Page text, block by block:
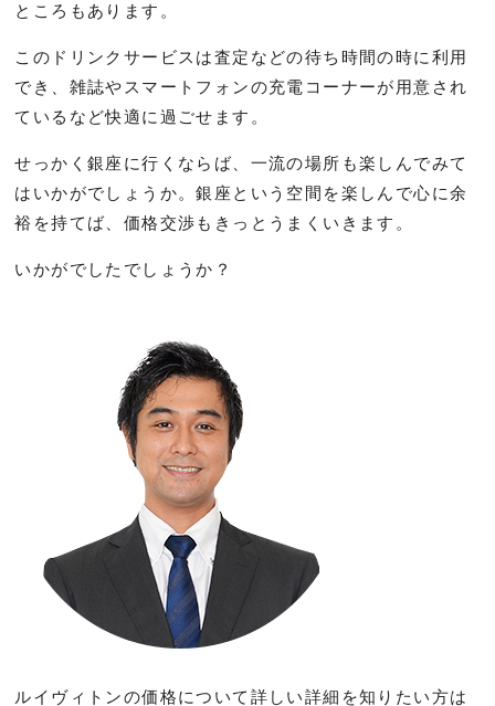
ところもあります。
このドリンクサービスは査定などの待ち時間の時に利用
でき、雑誌やスマートフォンの充電コーナーが用意され
ているなど快適に過ごせます。
せっかく銀座に行くならば、一流の場所も楽しんでみて
はいかがでしょうか。銀座という空間を楽しんで心に余
裕を持てば、価格交渉もきっとうまくいきます。
いかがでしたでしょうか？
ルイヴィトンの価格について詳しい詳細を知りたい方は